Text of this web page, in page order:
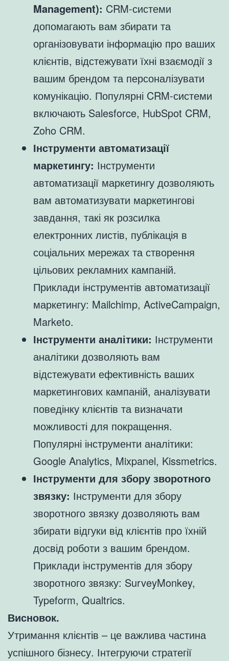
Management): CRM-системи
допомагають вам збирати та
організовувати інформацію про ваших
клієнтів, відстежувати їхні взаємодії з
вашим брендом та персоналізувати
комунікацію. Популярні CRM-системи
включають Salesforce, HubSpot CRM,
Zoho CRM.
Інструменти автоматизації
маркетингу: Інструменти
автоматизації маркетингу дозволяють
вам автоматизувати маркетингові
завдання, такі як розсилка
електронних листів, публікація в
соціальних мережах та створення
цільових рекламних кампаній.
Приклади інструментів автоматизації
маркетингу: Mailchimp, ActiveCampaign,
Marketo.
Інструменти аналітики: Інструменти
аналітики дозволяють вам
відстежувати ефективність ваших
маркетингових кампаній, аналізувати
поведінку клієнтів та визначати
можливості для покращення.
Популярні інструменти аналітики:
Google Analytics, Mixpanel, Kissmetrics.
Інструменти для збору зворотного
звязку: Інструменти для збору
зворотного звязку дозволяють вам
збирати відгуки від клієнтів про їхній
досвід роботи з вашим брендом.
Приклади інструментів для збору
зворотного звязку: SurveyMonkey,
Typeform, Qualtrics.
Висновок.
Утримання клієнтів – це важлива частина
успішного бізнесу. Інтегруючи стратегії